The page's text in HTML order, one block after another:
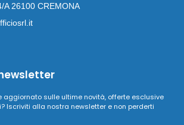
A 26100 CREMONA
aggiornato sulle ultime novità, offerte esclusive
Iscriviti alla nostra newsletter e non perderti